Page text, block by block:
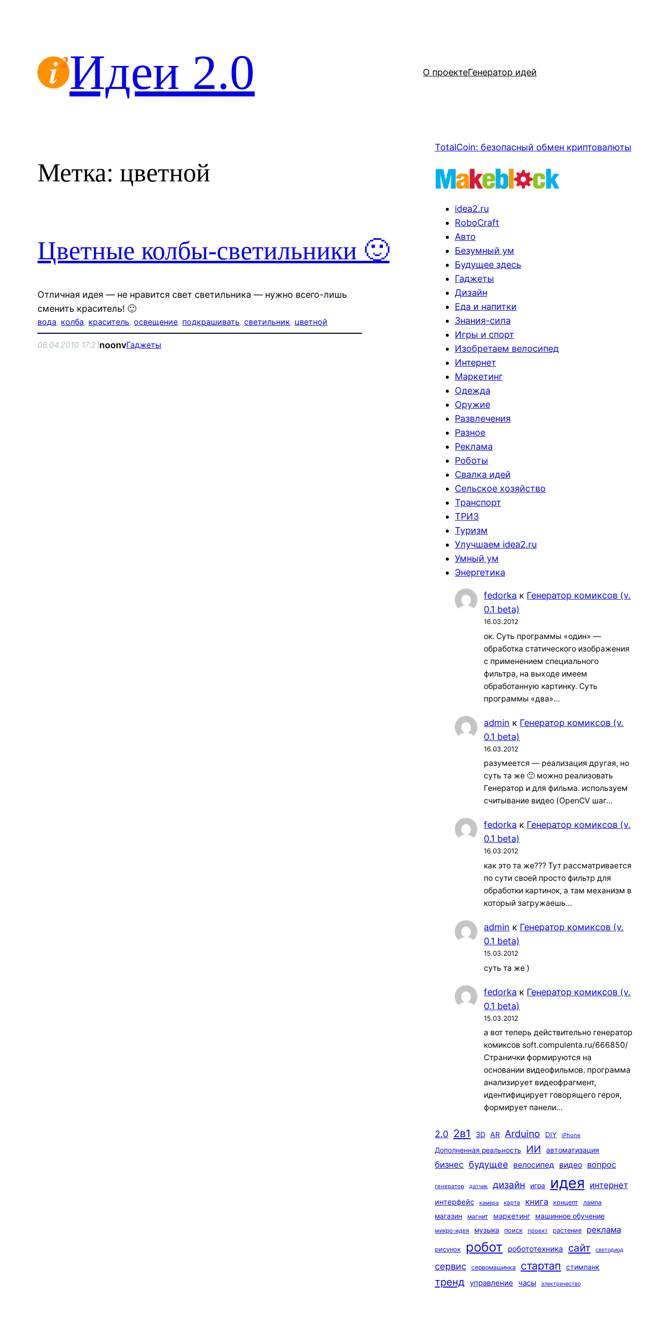
Идеи 2.0 О проектеГенератор идей
Метка: цветной
Цветные колбы-светильники 🙂
Отличная идея — не нравится свет светильника — нужно всего-лишь
сменить краситель! 🙂
вода, колба, краситель, освещение, подкрашивать, светильник, цветной
06.04.2010 17:21noonvГаджеты
TotalCoin: безопасный обмен криптовалюты
idea2.ru
RoboCraft
Авто
Безумный ум
Будущее здесь
Гаджеты
Дизайн
Еда и напитки
Знания-сила
Игры и спорт
Изобретаем велосипед
Интернет
Маркетинг
Одежда
Оружие
Развлечения
Разное
Реклама
Роботы
Свалка идей
Сельское хозяйство
Транспорт
ТРИЗ
Туризм
Улучшаем idea2.ru
Умный ум
Энергетика
fedorka к Генератор комиксов (v.
0.1 beta)
16.03.2012
ок. Суть программы «один» —
обработка статического изображения
с применением специального
фильтра, на выходе имеем
обработанную картинку. Суть
программы «два»…
admin к Генератор комиксов (v.
0.1 beta)
16.03.2012
разумеется — реализация другая, но
суть та же 🙂 можно реализовать
Генератор и для фильма. используем
считывание видео (OpenCV шаг…
fedorka к Генератор комиксов (v.
0.1 beta)
16.03.2012
как это та же??? Тут рассматривается
по сути своей просто фильтр для
обработки картинок, а там механизм в
который загружаешь…
admin к Генератор комиксов (v.
0.1 beta)
15.03.2012
суть та же )
fedorka к Генератор комиксов (v.
0.1 beta)
15.03.2012
а вот теперь действительно генератор
комиксов soft.compulenta.ru/666850/
Странички формируются на
основании видеофильмов. программа
анализирует видеофрагмент,
идентифицирует говорящего героя,
формирует панели…
2.0 2в1 3D AR Arduino DIY iPhone
Дополненная реальность ИИ автоматизация
бизнес будущее велосипед видео вопрос
генератор датчик дизайн игра идея интернет
интерфейс камера карта книга концепт лампа
магазин магнит маркетинг машинное обучение
микро-идея музыка поиск проект растение реклама
рисунок робот робототехника сайт светодиод
сервис сервомашинка стартап стимпанк
тренд управление часы электричество